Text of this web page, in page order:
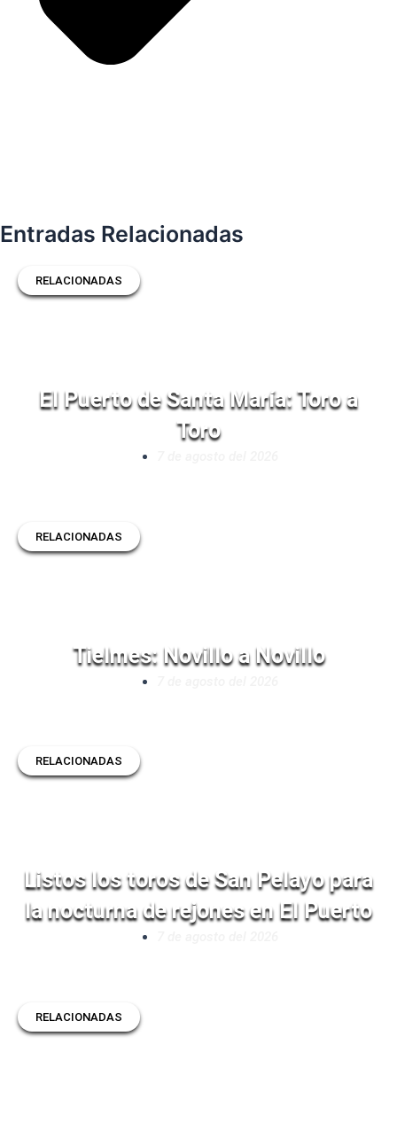
Entradas Relacionadas
RELACIONADAS
El Puerto de Santa María: Toro a
Toro
RELACIONADAS
Tielmes: Novillo a Novillo
RELACIONADAS
Listos los toros de San Pelayo para
la nocturna de rejones en El Puerto
RELACIONADAS